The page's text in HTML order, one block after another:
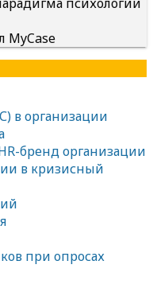
MyCase
в организации
бренд организации
в кризисный
при опросах